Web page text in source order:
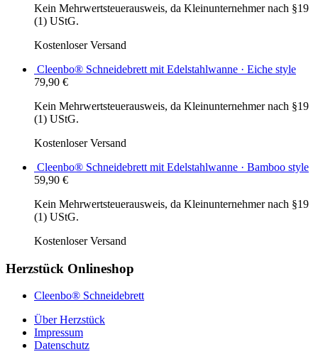
Kein Mehrwertsteuerausweis, da Kleinunternehmer nach §19
(1) UStG.
Kostenloser Versand
Cleenbo® Schneidebrett mit Edelstahlwanne · Eiche style
79,90 €
Kein Mehrwertsteuerausweis, da Kleinunternehmer nach §19
(1) UStG.
Kostenloser Versand
Cleenbo® Schneidebrett mit Edelstahlwanne · Bamboo style
59,90 €
Kein Mehrwertsteuerausweis, da Kleinunternehmer nach §19
(1) UStG.
Kostenloser Versand
Herzstück Onlineshop
Cleenbo® Schneidebrett
Über Herzstück
Impressum
Datenschutz